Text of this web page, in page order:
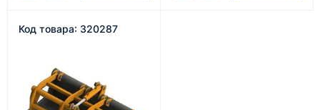
Код товара: 320287